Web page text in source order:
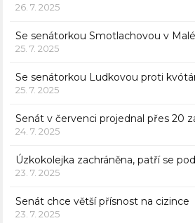
26. 7. 2025
Se senátorkou Smotlachovou v
25. 7. 2025
Se senátorkou Ludkovou proti
25. 7. 2025
Senát v červenci projednal přes 20
24. 7. 2025
Úzkokolejka zachráněna, patří se
23. 7. 2025
Senát chce větší přísnost na cizince
23. 7. 2025